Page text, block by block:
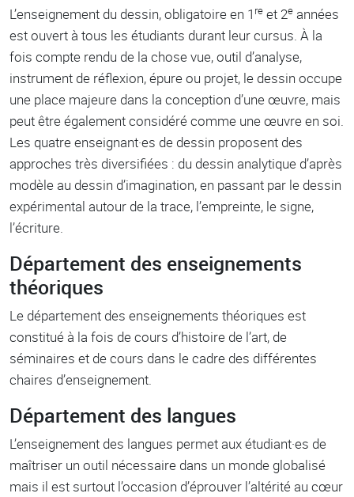
L’enseignement du dessin, obligatoire en 1 re et 2e années
est ouvert à tous les étudiants durant leur cursus. À la
fois compte rendu de la chose vue, outil d’analyse,
instrument de réflexion, épure ou projet, le dessin occupe
une place majeure dans la conception d’une œuvre, mais
peut être également considéré comme une œuvre en soi.
Les quatre enseignant·es de dessin proposent des
approches très diversifiées : du dessin analytique d’après
modèle au dessin d’imagination, en passant par le dessin
expérimental autour de la trace, l’empreinte, le signe,
l’écriture.
Département des enseignements
théoriques
Le département des enseignements théoriques est
constitué à la fois de cours d’histoire de l’art, de
séminaires et de cours dans le cadre des différentes
chaires d’enseignement.
Département des langues
L’enseignement des langues permet aux étudiant·es de
maîtriser un outil nécessaire dans un monde globalisé
mais il est surtout l’occasion d’éprouver l’altérité au cœur